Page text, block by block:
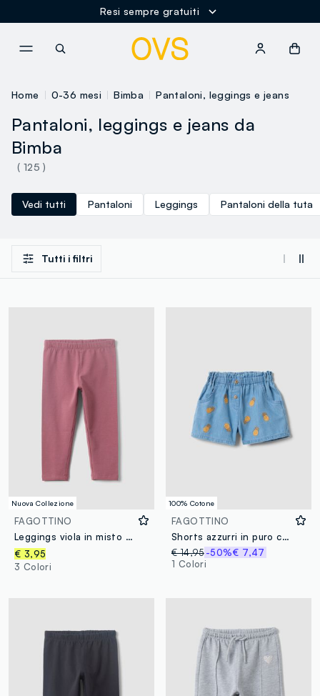
Resi sempre gratuiti
Home 0-36 mesi Bimba Pantaloni, leggings e jeans
Pantaloni, leggings e jeans da
Bimba
( 125 )
Vedi tutti Pantaloni Leggings Pantaloni della tuta
Tutti i filtri
Nuova Collezione
FAGOTTINO
Leggings viola in misto cotone organico slim fit per bimba
€ 3,95
3 Colori
100% Cotone
FAGOTTINO
Shorts azzurri in puro cotone con ricami
€ 14,95 -50%€ 7,47
1 Colori